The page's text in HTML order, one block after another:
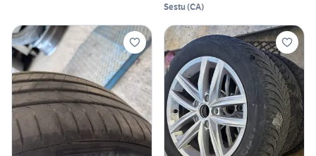
Sestu(CA)